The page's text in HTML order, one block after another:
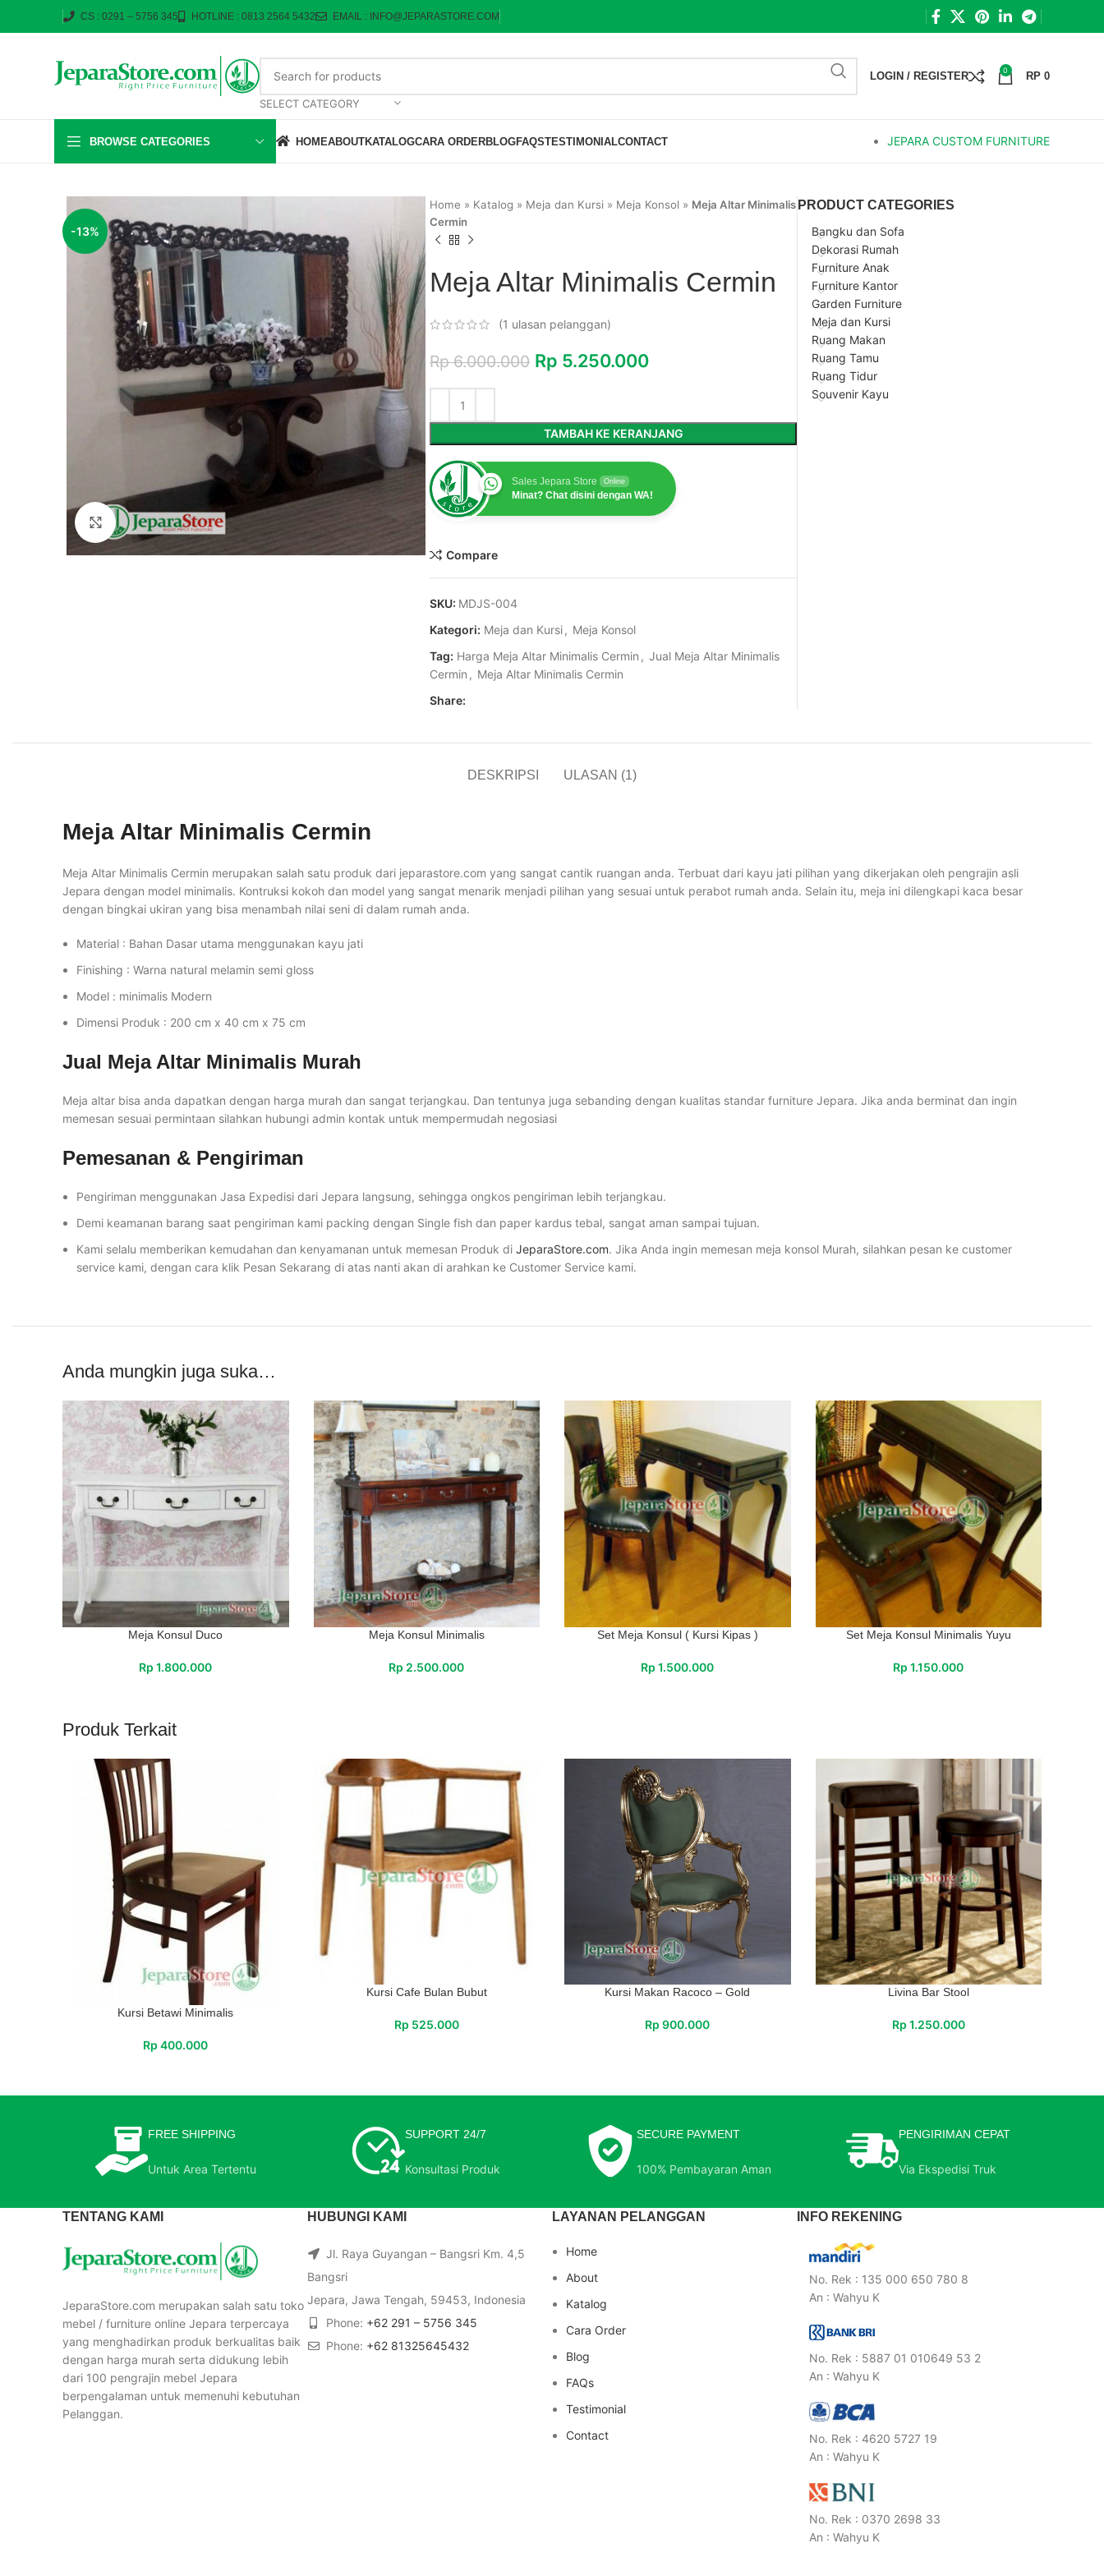
CS : 0291 – 5756 345 HOTLINE : 0813 2564 5432 EMAIL : INFO@JEPARASTORE.COM
SELECT CATEGORY
LOGIN / REGISTER 0 RP 0
BROWSE CATEGORIES HOMEABOUTKATALOGCARA ORDERBLOGFAQSTESTIMONIALCONTACT JEPARA CUSTOM FURNITURE
-13%
Click to enlarge
Home » Katalog » Meja dan Kursi » Meja Konsol » Meja Altar Minimalis
Cermin
Meja Altar Minimalis Cermin
(1 ulasan pelanggan)
Rp6.000.000 Rp 5.250.000
TAMBAH KE KERANJANG
Sales Jepara Store Online
Minat? Chat disini dengan WA!
Compare
SKU: MDJS-004
Kategori: Meja dan Kursi, Meja Konsol
Tag: Harga Meja Altar Minimalis Cermin , Jual Meja Altar Minimalis
Cermin , Meja Altar Minimalis Cermin
Share:
PRODUCT CATEGORIES
Bangku dan Sofa
Dekorasi Rumah
Furniture Anak
Furniture Kantor
Garden Furniture
Meja dan Kursi
Ruang Makan
Ruang Tamu
Ruang Tidur
Souvenir Kayu
DESKRIPSI ULASAN (1)
Meja Altar Minimalis Cermin
Meja Altar Minimalis Cermin merupakan salah satu produk dari jeparastore.com yang sangat cantik ruangan anda. Terbuat dari kayu jati pilihan yang dikerjakan oleh pengrajin asli
Jepara dengan model minimalis. Kontruksi kokoh dan model yang sangat menarik menjadi pilihan yang sesuai untuk perabot rumah anda. Selain itu, meja ini dilengkapi kaca besar
dengan bingkai ukiran yang bisa menambah nilai seni di dalam rumah anda.
Material : Bahan Dasar utama menggunakan kayu jati
Finishing : Warna natural melamin semi gloss
Model : minimalis Modern
Dimensi Produk : 200 cm x 40 cm x 75 cm
Jual Meja Altar Minimalis Murah
Meja altar bisa anda dapatkan dengan harga murah dan sangat terjangkau. Dan tentunya juga sebanding dengan kualitas standar furniture Jepara. Jika anda berminat dan ingin
memesan sesuai permintaan silahkan hubungi admin kontak untuk mempermudah negosiasi
Pemesanan & Pengiriman
Pengiriman menggunakan Jasa Expedisi dari Jepara langsung, sehingga ongkos pengiriman lebih terjangkau.
Demi keamanan barang saat pengiriman kami packing dengan Single fish dan paper kardus tebal, sangat aman sampai tujuan.
Kami selalu memberikan kemudahan dan kenyamanan untuk memesan Produk di JeparaStore.com. Jika Anda ingin memesan meja konsol Murah, silahkan pesan ke customer
service kami, dengan cara klik Pesan Sekarang di atas nanti akan di arahkan ke Customer Service kami.
Anda mungkin juga suka…
Meja Konsul Duco
Rp 1.800.000
Meja Konsul Minimalis
Rp 2.500.000
Set Meja Konsul ( Kursi Kipas )
Rp 1.500.000
Set Meja Konsul Minimalis Yuyu
Rp 1.150.000
Produk Terkait
Kursi Betawi Minimalis
Rp 400.000
Kursi Cafe Bulan Bubut
Rp 525.000
Kursi Makan Racoco – Gold
Rp 900.000
Livina Bar Stool
Rp 1.250.000
FREE SHIPPING
Untuk Area Tertentu
SUPPORT 24/7
Konsultasi Produk
SECURE PAYMENT
100% Pembayaran Aman
PENGIRIMAN CEPAT
Via Ekspedisi Truk
TENTANG KAMI
JeparaStore.com merupakan salah satu toko
mebel / furniture online Jepara terpercaya
yang menghadirkan produk berkualitas baik
dengan harga murah serta didukung lebih
dari 100 pengrajin mebel Jepara
berpengalaman untuk memenuhi kebutuhan
Pelanggan.
HUBUNGI KAMI
Jl. Raya Guyangan – Bangsri Km. 4,5
Bangsri
Jepara, Jawa Tengah, 59453, Indonesia
Phone: +62 291 – 5756 345
Phone: +62 81325645432
LAYANAN PELANGGAN
Home
About
Katalog
Cara Order
Blog
FAQs
Testimonial
Contact
INFO REKENING
No. Rek : 135 000 650 780 8
An : Wahyu K
No. Rek : 5887 01 010649 53 2
An : Wahyu K
No. Rek : 4620 5727 19
An : Wahyu K
No. Rek : 0370 2698 33
An : Wahyu K